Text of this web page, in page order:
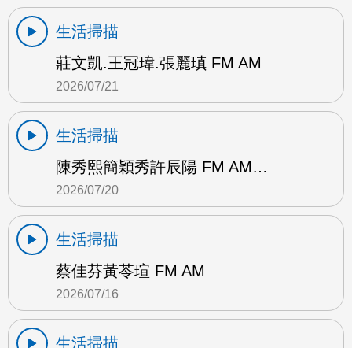
生活掃描
莊文凱.王冠瑋.張麗瑱 FM AM
2026/07/21
生活掃描
陳秀熙簡穎秀許辰陽 FM AM…
2026/07/20
生活掃描
蔡佳芬黃苓瑄 FM AM
2026/07/16
生活掃描